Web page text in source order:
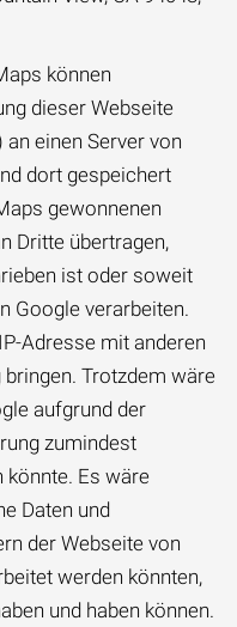
können
dieser Webseite
einen Server von
dort gespeichert
gewonnenen
Dritte übertragen,
ist oder soweit
Google verarbeiten.
Adresse mit anderen
Trotzdem wäre
aufgrund der
zumindest
könnte. Es wäre
Daten und
der Webseite von
werden könnten,
und haben können.